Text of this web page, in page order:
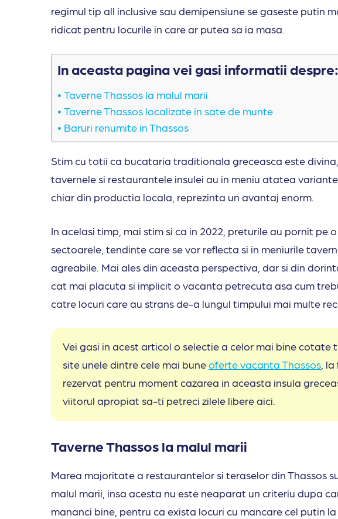
regimul tip all inclusive sau demipensiune se gaseste putin
ridicat pentru locurile in care ar putea sa ia masa.
In aceasta pagina vei gasi informatii despre:
Taverne Thassos la malul marii
Taverne Thassos localizate in sate de munte
Baruri renumite in Thassos
Stim cu totii ca bucataria traditionala greceasca este
tavernele si restaurantele insulei au in meniu atatea
chiar din productia locala, reprezinta un avantaj enorm.
In acelasi timp, mai stim si ca in 2022, preturile au pornit
sectoarele, tendinte care se vor reflecta si in meniurile
agreabile. Mai ales din aceasta perspectiva, dar si din
cat mai placuta si implicit o vacanta petrecuta asa cum
catre locuri care au strans de-a lungul timpului mai multe
Vei gasi in acest articol o selectie a celor mai bine cotate
site unele dintre cele mai buneoferte vacanta Thassos ,
rezervat pentru moment cazarea in aceasta insula
viitorul apropiat sa-ti petreci zilele libere aici.
Taverne Thassos la malul marii
Marea majoritate a restaurantelor si teraselor din Thassos
malul marii, insa acesta nu este neaparat un criteriu dupa
mananci bine, pentru ca exista locuri cu mancare cel putin